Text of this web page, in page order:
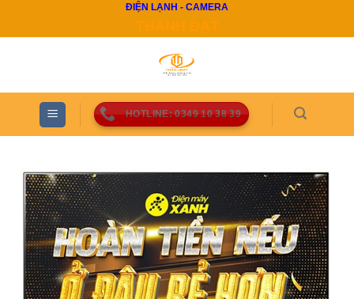
ĐIỆN LẠNH - CAMERA
HOTLINE: 0349 10 38 39